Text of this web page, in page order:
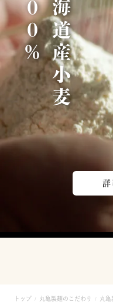
北
海
道
産
小
麦
1
0
0
％
詳
トップ 丸亀製麺のこだわり 丸亀